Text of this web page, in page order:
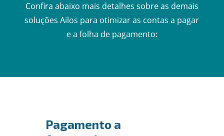
Confira abaixo mais detalhes sobre as demais
soluções Ailos para otimizar as contas a pagar
e a folha de pagamento:
Pagamento a